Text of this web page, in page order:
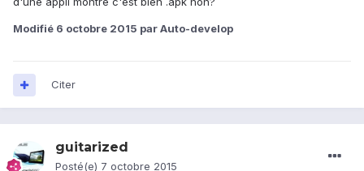
Modifié 6 octobre 2015 par Auto-develop
Citer
guitarized
Posté(e) 7 octobre 2015